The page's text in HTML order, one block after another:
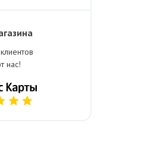
нас!